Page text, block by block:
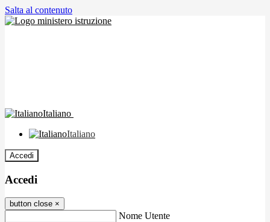
Salta al contenuto
Italiano
Italiano
Accedi
Accedi
button close ×
Nome Utente